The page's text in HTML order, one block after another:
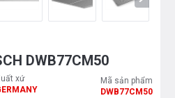
DWB77CM50
xứ
Mã sản phẩm
DWB77CM50